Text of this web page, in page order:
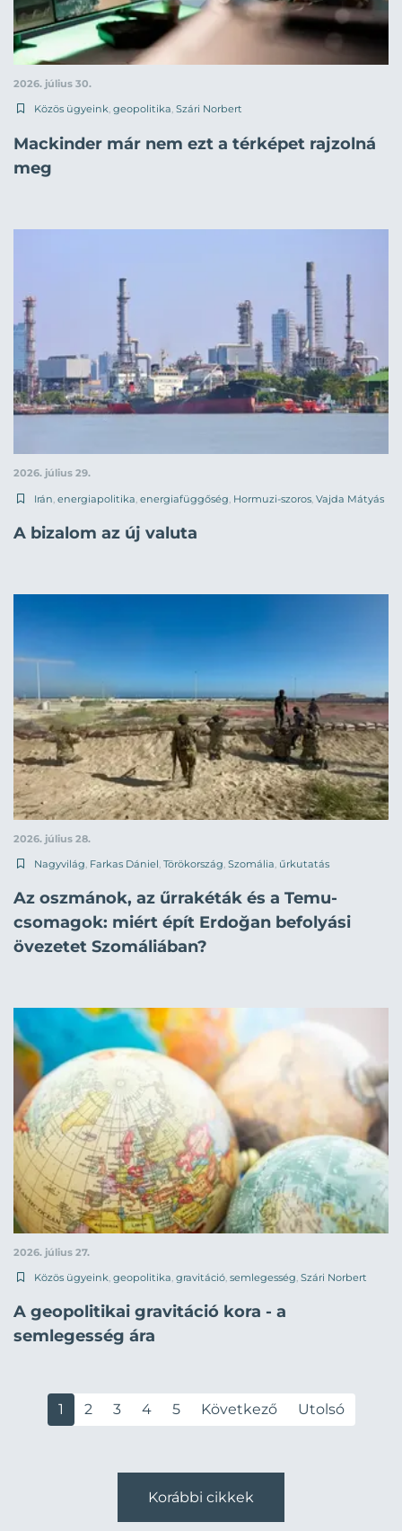
2026. július 30.
Közös ügyeink, geopolitika, Szári Norbert
Mackinder már nem ezt a térképet rajzolná
meg
2026. július 29.
Irán energiapolitika energiafüggőség Hormuzi-szoros Vajda Mátyás
A bizalom az új valuta
2026. július 28.
Nagyvilág Farkas Dániel Törökország Szomália űrkutatás
Az oszmánok, az űrrakéták és a Temu-
csomagok: miért épít Erdoğan befolyási
övezetet Szomáliában?
2026. július 27.
Közös ügyeink, geopolitika, gravitáció, semlegesség, Szári Norbert
A geopolitikai gravitáció kora - a
semlegesség ára
1 2 3 4 5 Következő Utolsó
Korábbi cikkek